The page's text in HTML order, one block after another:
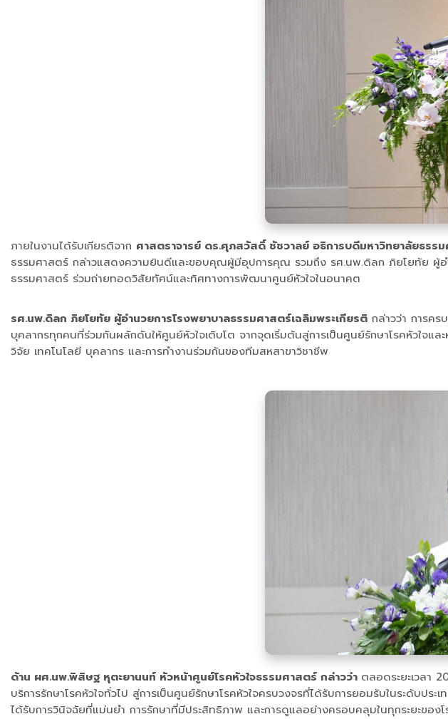
ภายในงานได้รับเกียรติจาก ศาสตราจารย์ ดร.ศุภสวัสดิ์ ชัชวาลย์ อธิการบดีมหาวิทยาลัยธรร
ธรรมศาสตร์ กล่าวแสดงความยินดีและขอบคุณผู้มีอุปการคุณ รวมถึง รศ.นพ.ดิลก ภิยโยทัย ผู้อ
ธรรมศาสตร์ ร่วมถ่ายทอดวิสัยทัศน์และทิศทางการพัฒนาศูนย์หัวใจในอนาคต
รศ.นพ.ดิลก ภิยโยทัย ผู้อำนวยการโรงพยาบาลธรรมศาสตร์เฉลิมพระเกียรติ กล่าวว่า การค
บุคลากรทุกคนที่ร่วมกันผลักดันให้ศูนย์หัวใจเติบโต จากจุดเริ่มต้นสู่การเป็นศูนย์รักษาโรคหัวใจ
วิจัย เทคโนโลยี บุคลากร และการทำงานร่วมกันของทีมสหสาขาวิชาชีพ
ด้าน ผศ.นพ.พิสิษฐ หุตะยานนท์ หัวหน้าศูนย์โรคหัวใจธรรมศาสตร์ กล่าวว่า ตลอดระยะเวลา
บริการรักษาโรคหัวใจทั่วไป สู่การเป็นศูนย์รักษาโรคหัวใจครบวงจรที่ได้รับการยอมรับในระดับ
ได้รับการวินิจฉัยที่แม่นยำ การรักษาที่มีประสิทธิภาพ และการดูแลอย่างครอบคลุมในทุกระยะของโ